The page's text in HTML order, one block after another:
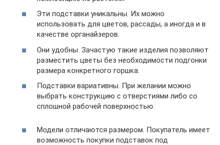
Эти подставки уникальны. Их можно
использовать для цветов, рассады, а иногда и в
качестве органайзеров.
Они удобны. Зачастую такие изделия позволяют
разместить цветы без необходимости подгонки
размера конкретного горшка.
Подставки вариативны. При желании можно
выбрать конструкцию с отверстиями либо со
сплошной рабочей поверхностью.
Модели отличаются размером. Покупатель имеет
возможность покупки подставок под